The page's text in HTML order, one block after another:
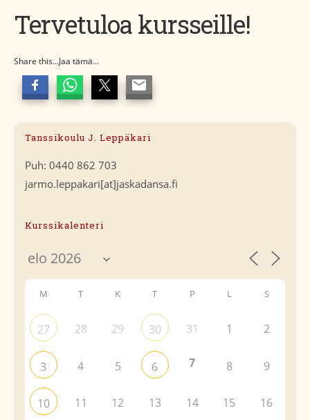
Tervetuloa kursseille!
Share this...Jaa tämä...
Tanssikoulu J. Leppäkari
Puh: 0440 862 703
jarmo.leppakari[at]jaskadansa.fi
Kurssikalenteri
M T K T P L S
27 28 29 30 31 1 2
3 4 5 6 7 8 9
10 11 12 13 14 15 16